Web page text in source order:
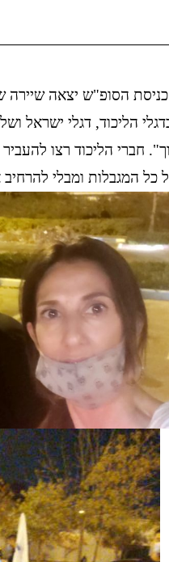
כניסת הסופ"ש יצאה
הליכוד, דגלי ישראל
חברי הליכוד רצו
כל המגבלות ומבלי